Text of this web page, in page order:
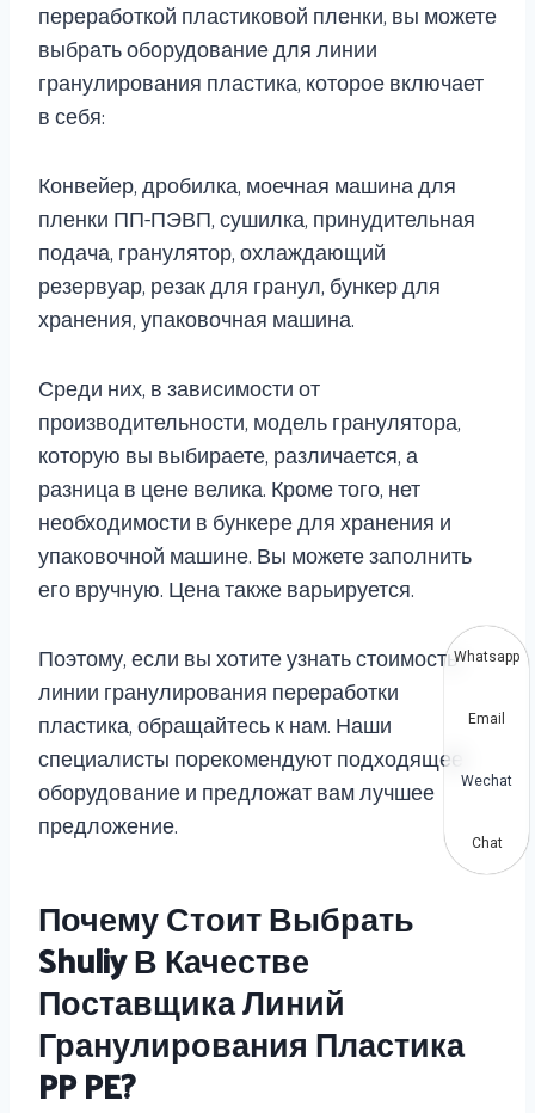
переработкой пластиковой пленки, вы можете
выбрать оборудование для линии
гранулирования пластика, которое включает
в себя:
Конвейер, дробилка, моечная машина для
пленки ПП-ПЭВП, сушилка, принудительная
подача, гранулятор, охлаждающий
резервуар, резак для гранул, бункер для
хранения, упаковочная машина.
Среди них, в зависимости от
производительности, модель гранулятора,
которую вы выбираете, различается, а
разница в цене велика. Кроме того, нет
необходимости в бункере для хранения и
упаковочной машине. Вы можете заполнить
его вручную. Цена также варьируется.
Поэтому, если вы хотите узнать стоимость
линии гранулирования переработки
пластика, обращайтесь к нам. Наши
специалисты порекомендуют подходящее
оборудование и предложат вам лучшее
предложение.
Почему Стоит Выбрать
Shuliy В Качестве
Поставщика Линий
Гранулирования Пластика
PP PE?
Whatsapp
Email
Wechat
Chat